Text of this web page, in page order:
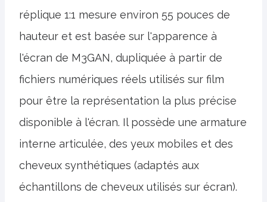
réplique 1:1 mesure environ 55 pouces de
hauteur et est basée sur l'apparence à
l'écran de M3GAN, dupliquée à partir de
fichiers numériques réels utilisés sur film
pour être la représentation la plus précise
disponible à l'écran. Il possède une armature
interne articulée, des yeux mobiles et des
cheveux synthétiques (adaptés aux
échantillons de cheveux utilisés sur écran).